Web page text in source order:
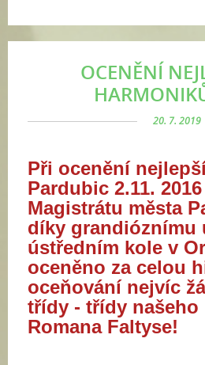
OCENĚNÍ
20. 7. 2019
Při ocenění
Pardubic 2.11.
Magistrátu města
díky grandióznímu
ústředním kole v
oceněno za celou
oceňování nejvíc
třídy - třídy našeho
Romana Faltyse!